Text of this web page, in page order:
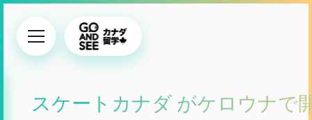
スケートカナダ がケロウナで